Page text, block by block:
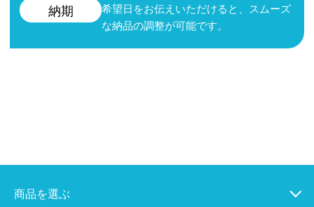
納期
希望日をお伝えいただけると、スムーズ
な納品の調整が可能です。
商品を選ぶ